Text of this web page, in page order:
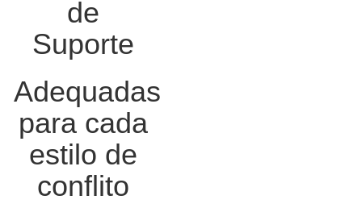
de
Suporte
Adequadas
para cada
estilo de
conflito